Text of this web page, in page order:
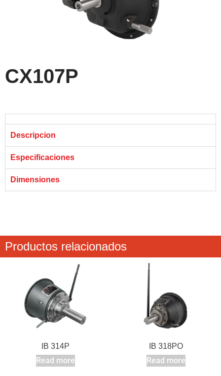
CX107P
Descripcion
Especificaciones
Dimensiones
Productos relacionados
IB 314P
Read more
IB 318PO
Read more